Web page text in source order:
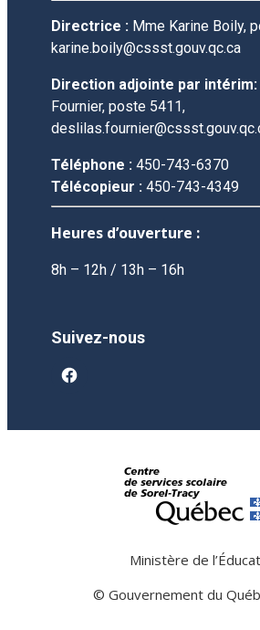
Directrice : Mme Karine Boily,
karine.boily@cssst.gouv.qc.ca
Direction adjointe par intérim:
Fournier, poste 5411,
Téléphone : 450-743-6370
Télécopieur : 450-743-4349
Heures d’ouverture :
8h – 12h / 13h – 16h
Suivez-nous
facebook
Ministère de
© Gouvernement du